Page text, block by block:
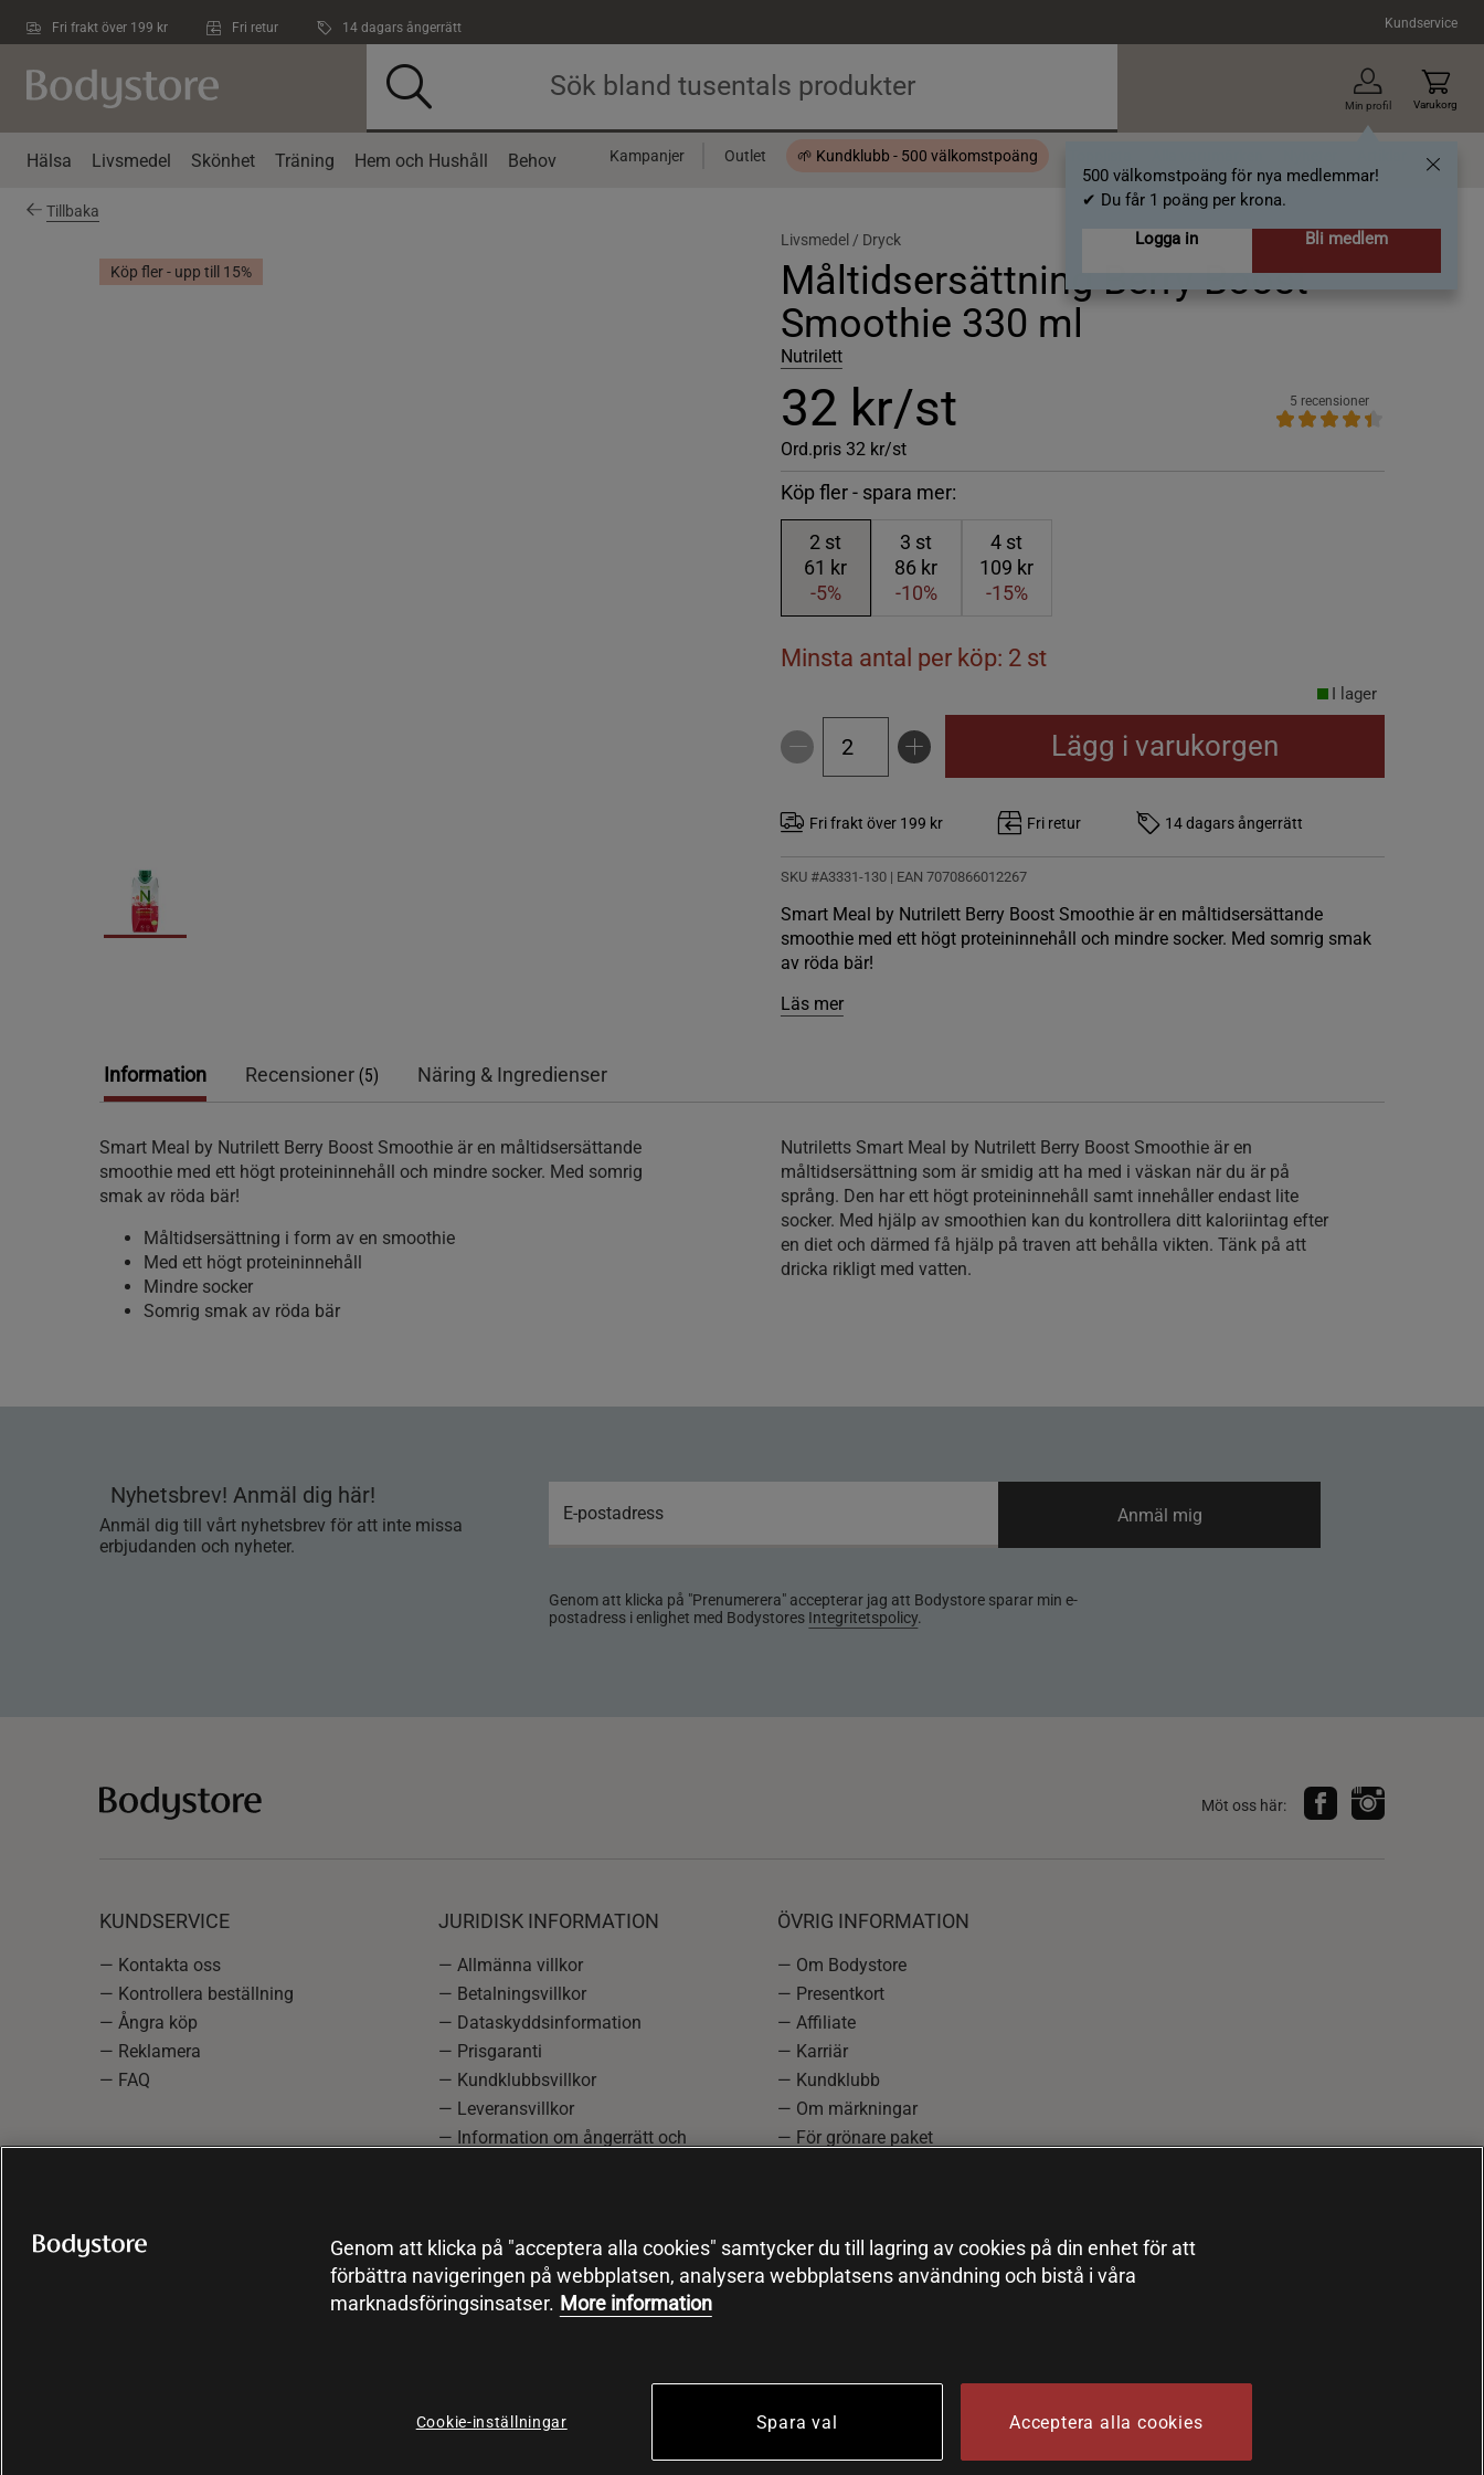
Fri frakt över 199 kr Fri retur 14 dagars ångerrätt Kundservice
Min profil
500 välkomstpoäng för nya medlemmar!
✔ Du får 1 poäng per krona.
Logga in
Bli medlem
Varukorg
Hälsa Livsmedel Skönhet Träning Hem och Hushåll Behov Kampanjer Outlet 🌱 Kundklubb - 500 välkomstpoäng
Tillbaka
Köp fler - upp till 15%
Livsmedel / Dryck
Måltidsersättning Berry Boost
Smoothie 330 ml
Nutrilett
32 kr/st
Ord.pris 32 kr/st
5 recensioner
Köp fler - spara mer:
2 st
61 kr
-5%
3 st
86 kr
-10%
4 st
109 kr
-15%
Minsta antal per köp: 2 st
I lager
Lägg i varukorgen
Fri frakt över 199 kr Fri retur 14 dagars ångerrätt
SKU #A3331-130 | EAN 7070866012267
Smart Meal by Nutrilett Berry Boost Smoothie är en måltidsersättande
smoothie med ett högt proteininnehåll och mindre socker. Med somrig smak
av röda bär!
Läs mer
Information Recensioner (5) Näring & Ingredienser
Smart Meal by Nutrilett Berry Boost Smoothie är en måltidsersättande
smoothie med ett högt proteininnehåll och mindre socker. Med somrig
smak av röda bär!
Måltidsersättning i form av en smoothie
Med ett högt proteininnehåll
Mindre socker
Somrig smak av röda bär
Nutriletts Smart Meal by Nutrilett Berry Boost Smoothie är en
måltidsersättning som är smidig att ha med i väskan när du är på
språng. Den har ett högt proteininnehåll samt innehåller endast lite
socker. Med hjälp av smoothien kan du kontrollera ditt kaloriintag efter
en diet och därmed få hjälp på traven att behålla vikten. Tänk på att
dricka rikligt med vatten.
Nyhetsbrev! Anmäl dig här!
Anmäl dig till vårt nyhetsbrev för att inte missa
erbjudanden och nyheter.
Genom att klicka på "Prenumerera" accepterar jag att Bodystore sparar min e-
postadress i enlighet med Bodystores Integritetspolicy.
Anmäl mig
Möt oss här:
KUNDSERVICE
— Kontakta oss
— Kontrollera beställning
— Ångra köp
— Reklamera
— FAQ
JURIDISK INFORMATION
— Allmänna villkor
— Betalningsvillkor
— Dataskyddsinformation
— Prisgaranti
— Kundklubbsvillkor
— Leveransvillkor
— Information om ångerrätt och
ÖVRIG INFORMATION
— Om Bodystore
— Presentkort
— Affiliate
— Karriär
— Kundklubb
— Om märkningar
— För grönare paket
Genom att klicka på "acceptera alla cookies" samtycker du till lagring av cookies på din enhet för att
förbättra navigeringen på webbplatsen, analysera webbplatsens användning och bistå i våra
marknadsföringsinsatser. More information
Cookie-inställningar Spara val Acceptera alla cookies